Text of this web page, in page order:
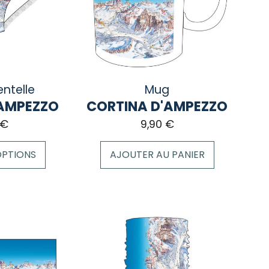
peuvent
être
choisies
produit
€
Mug
CORTINA D'AMPEZZO
9,90 €
AJOUTER AU PANIER